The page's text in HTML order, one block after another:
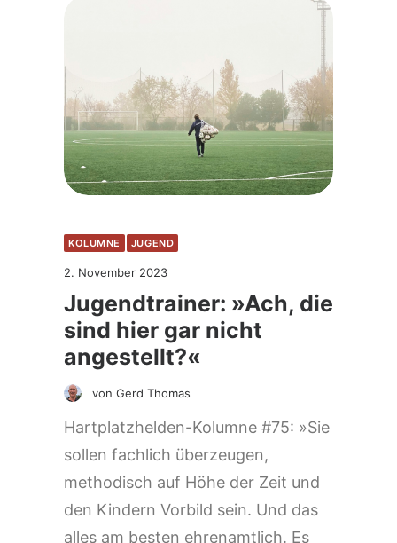
KOLUMNE JUGEND
2. November 2023
Jugendtrainer: »Ach, die
sind hier gar nicht
angestellt?«
von Gerd Thomas
Hartplatzhelden-Kolumne #75: »Sie
sollen fachlich überzeugen,
methodisch auf Höhe der Zeit und
den Kindern Vorbild sein. Und das
alles am besten ehrenamtlich. Es